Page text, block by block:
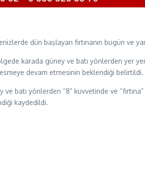
dün başlayan fırtınanın bugün ve
karada güney ve batı yönlerden yer
devam etmesinin beklendiği belirtildi.
ve batı yönlerden “8” kuvvetinde ve
kaydedildi.